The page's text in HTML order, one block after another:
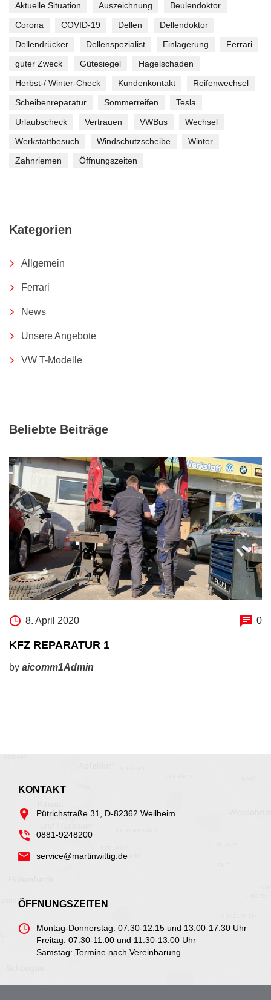
Aktuelle Situation Auszeichnung
Beulendoktor
Corona
COVID-19 Dellen
Dellendoktor
Dellendrücker
Dellenspezialist Einlagerung
Ferrari
guter Zweck
Gütesiegel
Hagelschaden
Herbst-/ Winter-Check
Kundenkontakt
Reifenwechsel
Scheibenreparatur
Sommerreifen
Tesla
Urlaubscheck
Vertrauen VWBus
Wechsel
Werkstattbesuch
Windschutzscheibe
Winter
Zahnriemen
Öffnungszeiten
Kategorien
Allgemein
Ferrari
News
Unsere Angebote
VW T-Modelle
Beliebte Beiträge
8. April 2020 0
KFZ REPARATUR 1
by aicomm1Admin
KONTAKT
Pütrichstraße 31, D-82362 Weilheim
0881-9248200
service@martinwittig.de
ÖFFNUNGSZEITEN
Montag-Donnerstag: 07.30-12.15 und 13.00-17.30 Uhr
Freitag: 07.30-11.00 und 11.30-13.00 Uhr
Samstag: Termine nach Vereinbarung